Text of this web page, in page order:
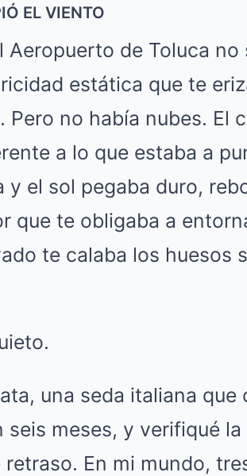
EL VIENTO
Aeropuerto de Toluca
estática que te
no había nubes. El
a lo que estaba a
y el sol pegaba duro,
que te obligaba a
te calaba los huesos
una seda italiana que
meses, y verifiqué
En mi mundo,